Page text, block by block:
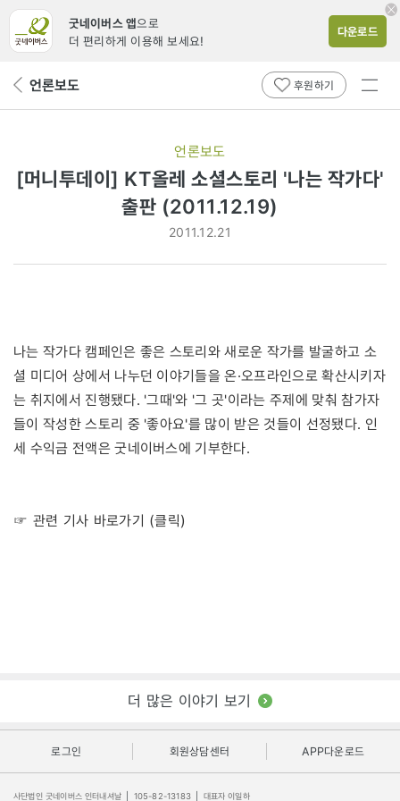
굿네이버스 앱으로
더 편리하게 이용해 보세요!
다운로드
뒤 언론보도 후원하기
전체
언론보도
[머니투데이] KT올레 소셜스토리 '나는 작가다'
출판 (2011.12.19)
2011.12.21
나는 작가다 캠페인은 좋은 스토리와 새로운 작가를 발굴하고 소
셜 미디어 상에서 나누던 이야기들을 온·오프라인으로 확산시키자
는 취지에서 진행됐다. '그때'와 '그 곳'이라는 주제에 맞춰 참가자
들이 작성한 스토리 중 '좋아요'를 많이 받은 것들이 선정됐다. 인
세 수익금 전액은 굿네이버스에 기부한다.
☞ 관련 기사 바로가기 (클릭)
더 많은 이야기 보기
로그인 회원상담센터 APP다운로드
사단법인 굿네이버스 인터내셔날 105-82-13183 대표자 이일하